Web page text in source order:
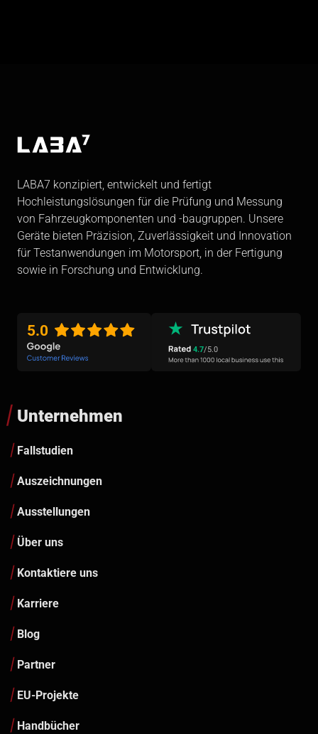
LABA7 konzipiert, entwickelt und fertigt
Hochleistungslösungen für die Prüfung und Messung
von Fahrzeugkomponenten und -baugruppen. Unsere
Geräte bieten Präzision, Zuverlässigkeit und Innovation
für Testanwendungen im Motorsport, in der Fertigung
sowie in Forschung und Entwicklung.
5.0
4.7/5.0
Unternehmen
Fallstudien
Auszeichnungen
Ausstellungen
Über uns
Kontaktiere uns
Karriere
Blog
Partner
EU-Projekte
Handbücher